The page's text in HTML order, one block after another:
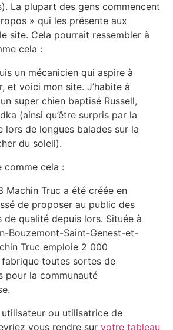
La plupart des gens commencent
» qui les présente aux
site. Cela pourrait ressembler à
cela :
un mécanicien qui aspire à
et voici mon site. J’habite à
super chien baptisé Russell,
(ainsi qu’être surpris par la
lors de longues balades sur la
du soleil).
comme cela :
Machin Truc a été créée en
de proposer au public des
de qualité depuis lors. Située à
Bouzemont-Saint-Genest-et-
Truc emploie 2 000
fabrique toutes sortes de
pour la communauté
ou utilisatrice de
vous rendre sur votre tableau